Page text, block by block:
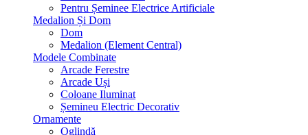
Pentru Șeminee Electrice Artificiale
Medalion Și Dom
Dom
Medalion (Element Central)
Modele Combinate
Arcade Ferestre
Arcade Uși
Coloane Iluminat
Șemineu Electric Decorativ
Ornamente
Oglindă